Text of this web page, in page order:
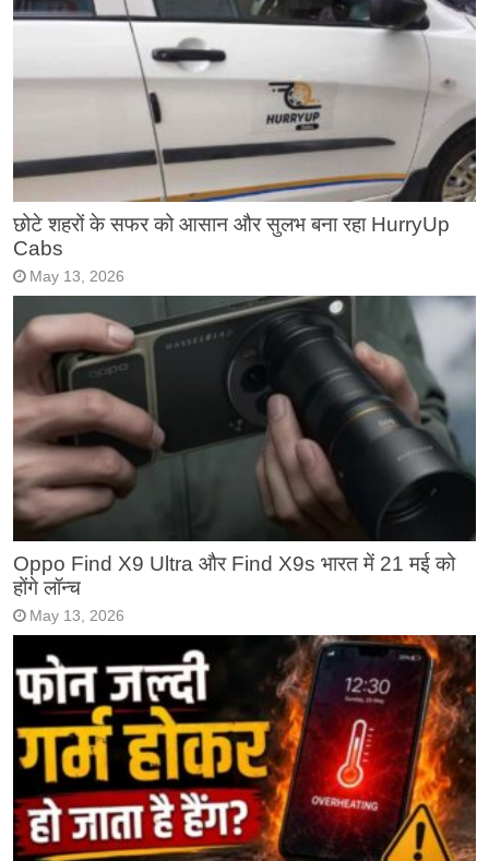
छोटे शहरों के सफर को आसान और सुलभ बना रहा HurryUp
Cabs
May 13, 2026
Oppo Find X9 Ultra और Find X9s भारत में 21 मई को
होंगे लॉन्च
May 13, 2026